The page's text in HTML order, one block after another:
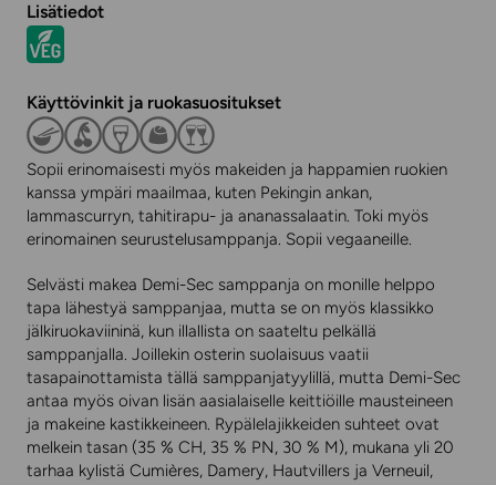
Lisätiedot
Käyttövinkit ja ruokasuositukset
Sopii erinomaisesti myös makeiden ja happamien ruokien
kanssa ympäri maailmaa, kuten Pekingin ankan,
lammascurryn, tahitirapu- ja ananassalaatin. Toki myös
erinomainen seurustelusamppanja. Sopii vegaaneille.
Selvästi makea Demi-Sec samppanja on monille helppo
tapa lähestyä samppanjaa, mutta se on myös klassikko
jälkiruokaviininä, kun illallista on saateltu pelkällä
samppanjalla. Joillekin osterin suolaisuus vaatii
tasapainottamista tällä samppanjatyylillä, mutta Demi-Sec
antaa myös oivan lisän aasialaiselle keittiöille mausteineen
ja makeine kastikkeineen. Rypälelajikkeiden suhteet ovat
melkein tasan (35 % CH, 35 % PN, 30 % M), mukana yli 20
tarhaa kylistä Cumières, Damery, Hautvillers ja Verneuil,